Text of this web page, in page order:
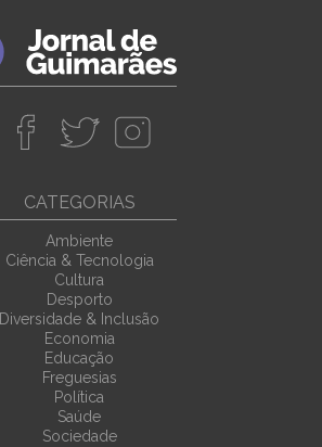
CATEGORIAS
Ambiente
Ciência & Tecnologia
Cultura
Desporto
Diversidade & Inclusão
Economia
Educação
Freguesias
Política
Saúde
Sociedade